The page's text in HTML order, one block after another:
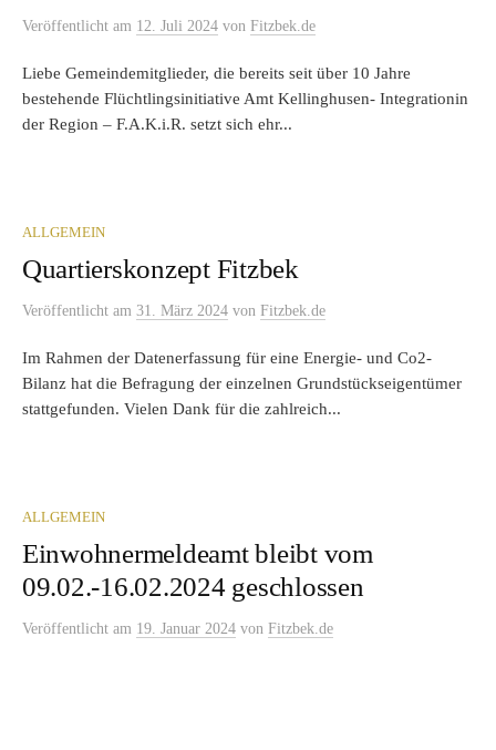
Veröffentlicht am 12. Juli 2024 von Fitzbek.de
Liebe Gemeindemitglieder, die bereits seit über 10 Jahre
bestehende Flüchtlingsinitiative Amt Kellinghusen- Integrationin
der Region – F.A.K.i.R. setzt sich ehr...
ALLGEMEIN
Quartierskonzept Fitzbek
Veröffentlicht am 31. März 2024 von Fitzbek.de
Im Rahmen der Datenerfassung für eine Energie- und Co2-
Bilanz hat die Befragung der einzelnen Grundstückseigentümer
stattgefunden. Vielen Dank für die zahlreich...
ALLGEMEIN
Einwohnermeldeamt bleibt vom
09.02.-16.02.2024 geschlossen
Veröffentlicht am 19. Januar 2024 von Fitzbek.de